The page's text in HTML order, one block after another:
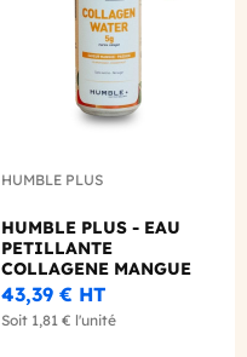
HUMBLE PLUS
HUMBLE PLUS - EAU
PETILLANTE
COLLAGENE MANGUE
PASSION CANETTE ALU
330ML X24
43,39 € HT
Soit 1,81 € l'unité